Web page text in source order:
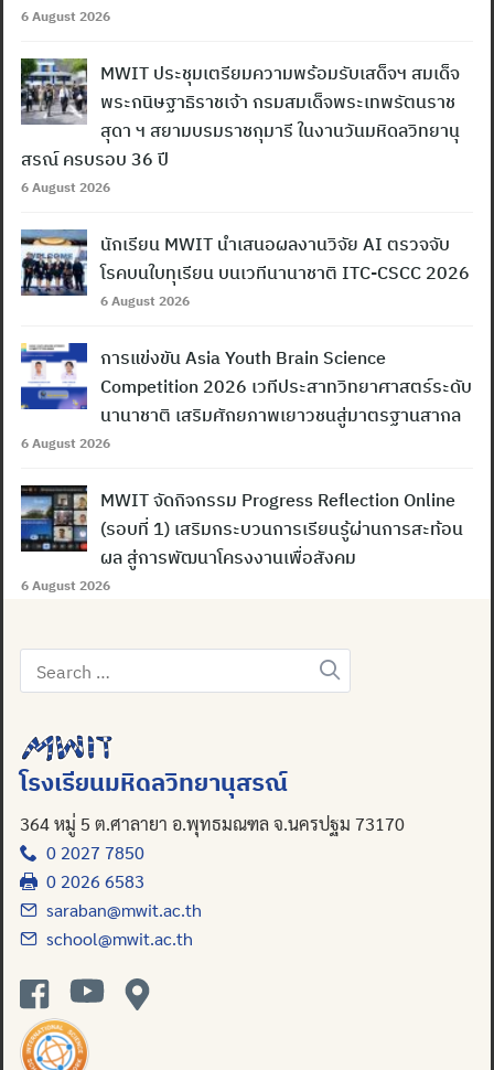
Search
for:
6 August 2026
MWIT ประชุมเตรียมความพร้อมรับเสด็จฯ สมเด็จ
พระกนิษฐาธิราชเจ้า กรมสมเด็จพระเทพรัตนราช
สุดา ฯ สยามบรมราชกุมารี ในงานวันมหิดลวิทยานุ
สรณ์ ครบรอบ 36 ปี
6 August 2026
นักเรียน MWIT นำเสนอผลงานวิจัย AI ตรวจจับ
โรคบนใบทุเรียน บนเวทีนานาชาติ ITC-CSCC 2026
6 August 2026
การแข่งขัน Asia Youth Brain Science
Competition 2026 เวทีประสาทวิทยาศาสตร์ระดับ
นานาชาติ เสริมศักยภาพเยาวชนสู่มาตรฐานสากล
6 August 2026
MWIT จัดกิจกรรม Progress Reflection Online
(รอบที่ 1) เสริมกระบวนการเรียนรู้ผ่านการสะท้อน
ผล สู่การพัฒนาโครงงานเพื่อสังคม
6 August 2026
Search
for:
โรงเรียนมหิดลวิทยานุสรณ์
364 หมู่ 5 ต.ศาลายา อ.พุทธมณฑล จ.นครปฐม 73170
0 2027 7850
0 2026 6583
saraban@mwit.ac.th
school@mwit.ac.th